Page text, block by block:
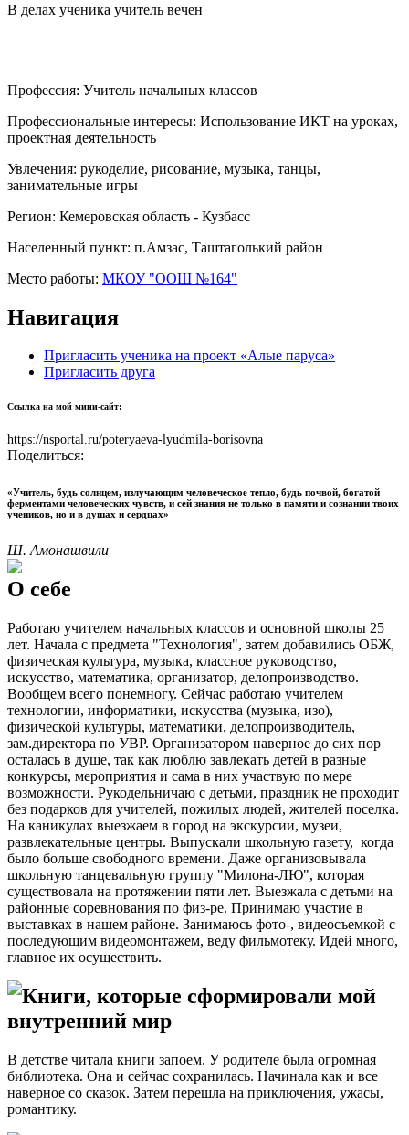
В делах ученика учитель вечен
Профессия: Учитель начальных классов
Профессиональные интересы: Использование ИКТ на уроках,
проектная деятельность
Увлечения: рукоделие, рисование, музыка, танцы,
занимательные игры
Регион: Кемеровская область - Кузбасс
Населенный пункт: п.Амзас, Таштаголький район
Место работы: МКОУ "ООШ №164"
Навигация
Пригласить ученика на проект «Алые паруса»
Пригласить друга
Ссылка на мой мини-сайт:
https://nsportal.ru/poteryaeva-lyudmila-borisovna
Поделиться:
«Учитель, будь солнцем, излучающим человеческое тепло, будь почвой, богатой
ферментами человеческих чувств, и сей знания не только в памяти и сознании твоих
учеников, но и в душах и сердцах»
Ш. Амонашвили
О себе
Работаю учителем начальных классов и основной школы 25
лет. Начала с предмета "Технология", затем добавились ОБЖ,
физическая культура, музыка, классное руководство,
искусство, математика, организатор, делопроизводство.
Вообщем всего понемногу. Сейчас работаю учителем
технологии, информатики, искусства (музыка, изо),
физической культуры, математики, делопроизводитель,
зам.директора по УВР. Организатором наверное до сих пор
осталась в душе, так как люблю завлекать детей в разные
конкурсы, мероприятия и сама в них участвую по мере
возможности. Рукодельничаю с детьми, праздник не проходит
без подарков для учителей, пожилых людей, жителей поселка.
На каникулах выезжаем в город на экскурсии, музеи,
развлекательные центры. Выпускали школьную газету, когда
было больше свободного времени. Даже организовывала
школьную танцевальную группу "Милона-ЛЮ", которая
существовала на протяжении пяти лет. Выезжала с детьми на
районные соревнования по физ-ре. Принимаю участие в
выставках в нашем районе. Занимаюсь фото-, видеосъемкой с
последующим видеомонтажем, веду фильмотеку. Идей много,
главное их осуществить.
Книги, которые сформировали мой
внутренний мир
В детстве читала книги запоем. У родителе была огромная
библиотека. Она и сейчас сохранилась. Начинала как и все
наверное со сказок. Затем перешла на приключения, ужасы,
романтику.